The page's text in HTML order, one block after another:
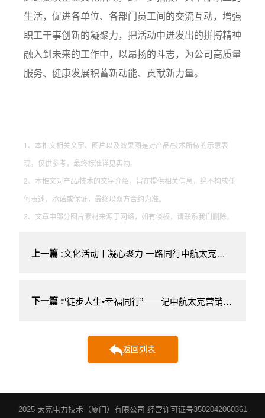
生活，促进各单位、各部门员工间的交流互动，增强
职工干事创新的凝聚力，把活动中迸发出的拼搏精神
融入到未来的工作中，以昂扬的斗志，为公司高质量
服务、健康发展积蓄新动能、贡献新力量。
1、本推文相关文字、图片以及效果图是对产品/技术所做的示意表
现，仅供参考，最终标准详见实物。
2、本推文对产品/技术的文字介绍，旨在提供相关信息，绝不构成任
何表述、承诺或保证，最终以双方合约为准。
3、文章中部分图片素材来源于网络，如有侵权，请联系我们删除。
上一篇 :文化活动丨凝心聚力 一路同行中航太克研发中心2021年团建活动圆满落幕
下一篇 :“徒步人生•幸福同行”——记中航太克营销中心天竺山“绿氧行”徒步挑战赛
返回列表
2025 太克电力技术（厦门）有限公司 经营许可证号3502042060361